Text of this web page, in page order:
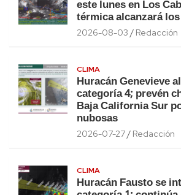
este lunes en Los
térmica alcanzará los
2026-08-03 Redacción
CLIMA
Huracán Genevieve
categoría 4; prevén
Baja California Sur
nubosas
2026-07-27 Redacción
CLIMA
Huracán Fausto se